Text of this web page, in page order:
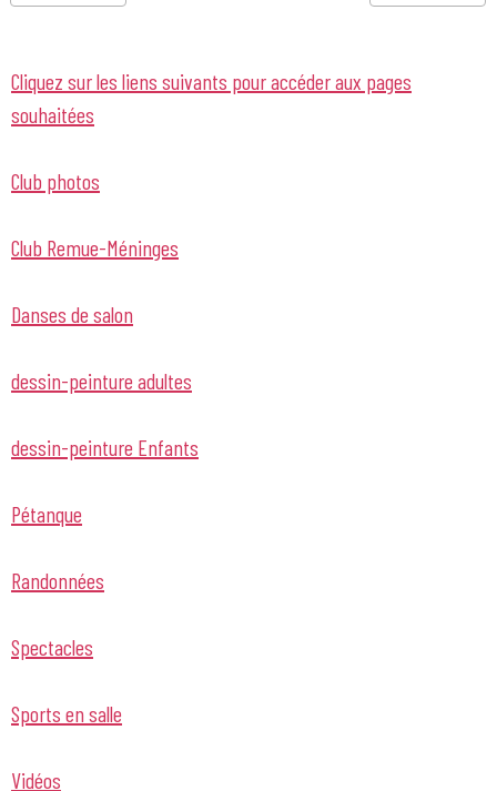
Cliquez sur les liens suivants pour accéder aux pages
souhaitées
Club photos
Club Remue-Méninges
Danses de salon
dessin-peinture adultes
dessin-peinture Enfants
Pétanque
Randonnées
Spectacles
Sports en salle
Vidéos